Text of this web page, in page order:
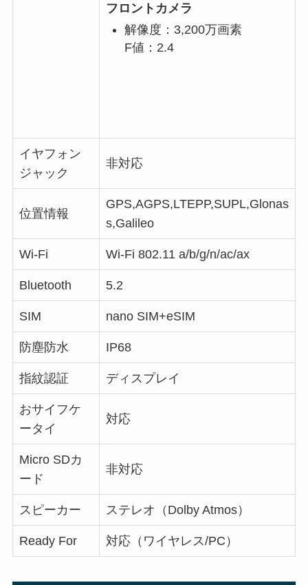
フロントカメラ
解像度：3,200万画素
F値：2.4
イヤフォン
ジャック
非対応
位置情報
GPS,AGPS,LTEPP,SUPL,Glonas
s,Galileo
Wi-Fi Wi-Fi 802.11 a/b/g/n/ac/ax
Bluetooth 5.2
SIM nano SIM+eSIM
防塵防水 IP68
指紋認証 ディスプレイ
おサイフケ
ータイ
対応
Micro SDカ
ード
非対応
スピーカー ステレオ（Dolby Atmos）
Ready For 対応（ワイヤレス/PC）